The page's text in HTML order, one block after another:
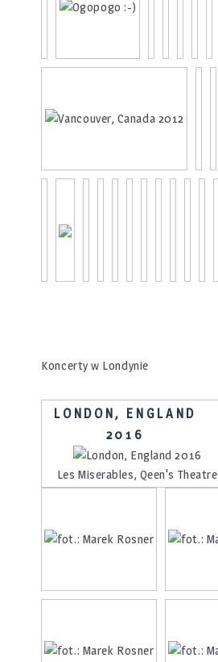
Koncerty w Londynie
LONDON, ENGLAND
2016
Les Miserables, Qeen's Theatre